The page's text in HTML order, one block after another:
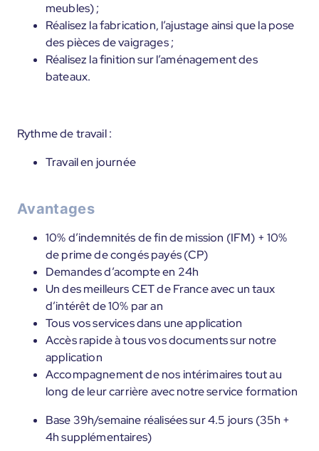
meubles) ;
Réalisez la fabrication, l’ajustage ainsi que la pose
des pièces de vaigrages ;
Réalisez la finition sur l’aménagement des
bateaux.
Rythme de travail :
Travail en journée
Avantages
10% d’indemnités de fin de mission (IFM) + 10%
de prime de congés payés (CP)
Demandes d’acompte en 24h
Un des meilleurs CET de France avec un taux
d’intérêt de 10% par an
Tous vos services dans une application
Accès rapide à tous vos documents sur notre
application
Accompagnement de nos intérimaires tout au
long de leur carrière avec notre service formation
Base 39h/semaine réalisées sur 4.5 jours (35h +
4h supplémentaires)